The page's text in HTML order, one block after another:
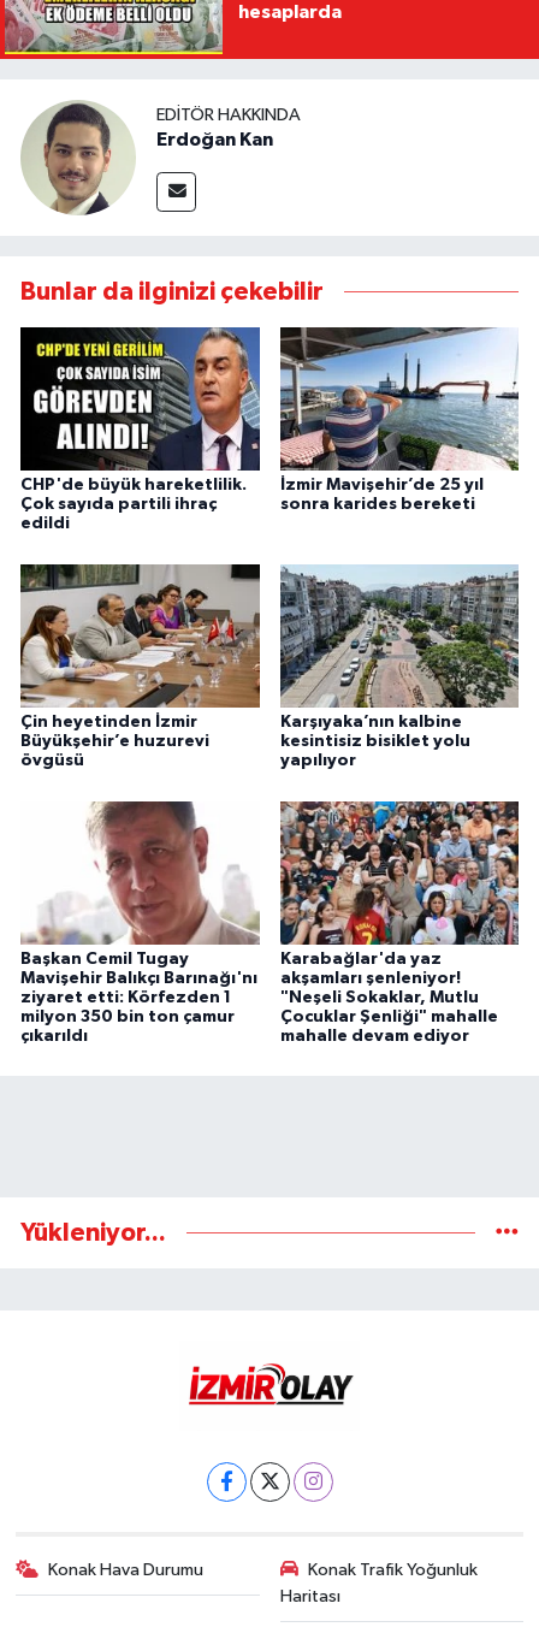
hesaplarda
EDITÖR HAKKINDA
Erdoğan Kan
Bunlar da ilginizi çekebilir
CHP'de büyük hareketlilik.
Çok sayıda partili ihraç
edildi
İzmir Mavişehir’de 25 yıl
sonra karides bereketi
Çin heyetinden İzmir
Büyükşehir’e huzurevi
övgüsü
Karşıyaka’nın kalbine
kesintisiz bisiklet yolu
yapılıyor
Başkan Cemil Tugay
Mavişehir Balıkçı Barınağı'nı
ziyaret etti: Körfezden 1
milyon 350 bin ton çamur
çıkarıldı
Karabağlar'da yaz
akşamları şenleniyor!
"Neşeli Sokaklar, Mutlu
Çocuklar Şenliği" mahalle
mahalle devam ediyor
Yükleniyor...
Konak Hava Durumu
Konak Trafik Yoğunluk
Haritası